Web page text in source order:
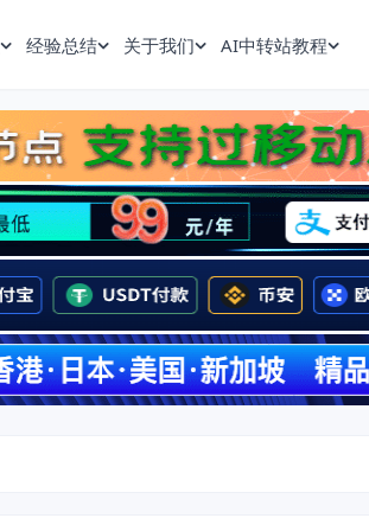
经验总结 关于我们 AI中转站教程